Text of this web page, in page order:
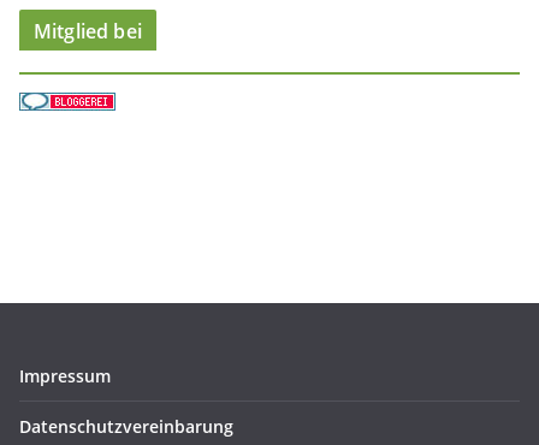
Mitglied bei
Impressum
Datenschutzvereinbarung